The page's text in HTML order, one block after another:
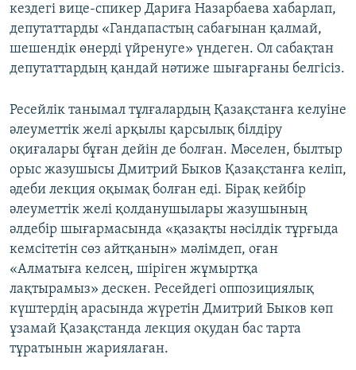
кездегі вице-спикер Дариға Назарбаева хабарлап,
депутаттарды «Гандапастың сабағынан қалмай,
шешендік өнерді үйренуге» үндеген. Ол сабақтан
депутаттардың қандай нәтиже шығарғаны белгісіз.
Ресейлік танымал тұлғалардың Қазақстанға келуіне
әлеуметтік желі арқылы қарсылық білдіру
оқиғалары бұған дейін де болған. Мәселен, былтыр
орыс жазушысы Дмитрий Быков Қазақстанға келіп,
әдеби лекция оқымақ болған еді. Бірақ кейбір
әлеуметтік желі қолданушылары жазушының
әлдебір шығармасында «қазақты нәсілдік тұрғыда
кемсітетін сөз айтқанын» мәлімдеп, оған
«Алматыға келсең, шіріген жұмыртқа
лақтырамыз» дескен. Ресейдегі оппозициялық
күштердің арасында жүретін Дмитрий Быков көп
ұзамай Қазақстанда лекция оқудан бас тарта
тұратынын жариялаған.